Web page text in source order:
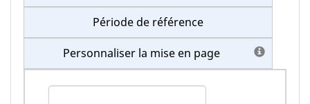
Période de référence
Personnaliser la mise en page
TrouverGéographie